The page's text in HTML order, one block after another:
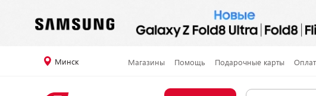
Минск Магазины Помощь Подарочные карты